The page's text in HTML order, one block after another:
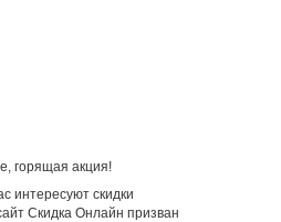
горящая акция!
интересуют скидки
Скидка Онлайн призван